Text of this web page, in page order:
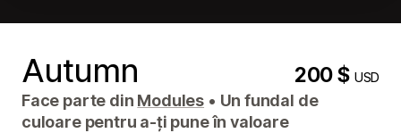
Autumn 200 $USD
Face parte din Modules • Un fundal de
culoare pentru a-ți pune în valoare